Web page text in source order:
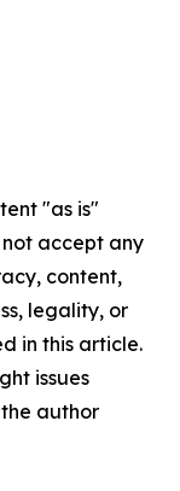
"as is"
accept any
content,
legality, or
in this article.
issues
author